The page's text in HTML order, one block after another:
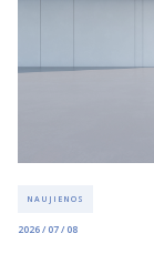
NAUJIENOS
2026 / 07 / 08